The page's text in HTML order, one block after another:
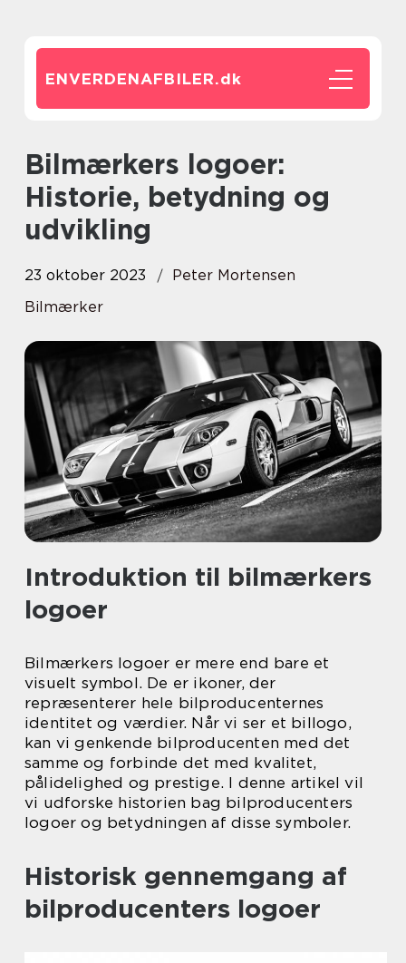
ENVERDENAFBILER.dk
Bilmærkers logoer:
Historie, betydning og
udvikling
23 oktober 2023
Peter Mortensen
Bilmærker
Introduktion til bilmærkers
logoer
Bilmærkers logoer er mere end bare et
visuelt symbol. De er ikoner, der
repræsenterer hele bilproducenternes
identitet og værdier. Når vi ser et billogo,
kan vi genkende bilproducenten med det
samme og forbinde det med kvalitet,
pålidelighed og prestige. I denne artikel vil
vi udforske historien bag bilproducenters
logoer og betydningen af disse symboler.
Historisk gennemgang af
bilproducenters logoer